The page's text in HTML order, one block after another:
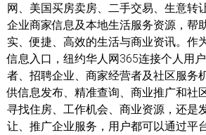
网、美国买房卖房、二手交易、生意转
企业商家信息及本地生活服务资源，帮
实、便捷、高效的生活与商业资讯。作
信息入口，纽约华人网365连接个人用
者、招聘企业、商家经营者及社区服务
供信息发布、精准查询、商业推广和社
寻找住房、工作机会、商业资源，还是
让、推广企业服务，用户都可以通过平